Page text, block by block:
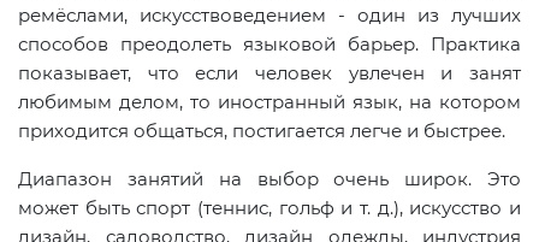
ремёслами, искусствоведением - один из лучших
способов преодолеть языковой барьер. Практика
показывает, что если человек увлечен и занят
любимым делом, то иностранный язык, на котором
приходится общаться, постигается легче и быстрее.
Диапазон занятий на выбор очень широк. Это
может быть спорт (теннис, гольф и т. д.), искусство и
дизайн, садоводство, дизайн одежды, индустрия